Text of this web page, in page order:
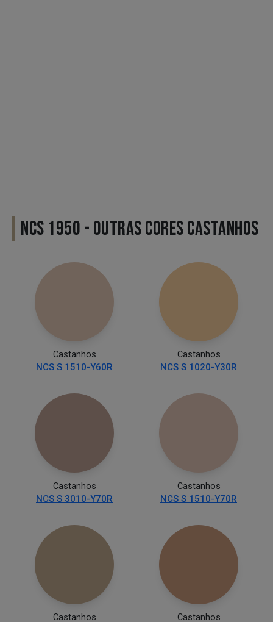
NCS 1950 - OUTRAS CORES CASTANHOS
Castanhos
NCS S 1510-Y60R
Castanhos
NCS S 1020-Y30R
Castanhos
NCS S 3010-Y70R
Castanhos
NCS S 1510-Y70R
Castanhos Castanhos